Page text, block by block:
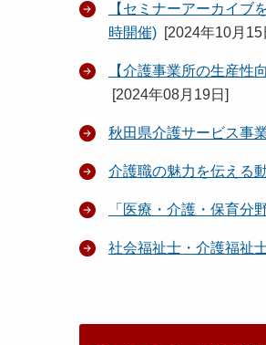
【セミナーアーカイブ
時開催) [2024年10月15
【介護事業所の生産
[2024年08月19日 ]
秋田県介護サービス事
介護職の魅力を伝える
「医療・介護・保育分
社会福祉士・介護福祉